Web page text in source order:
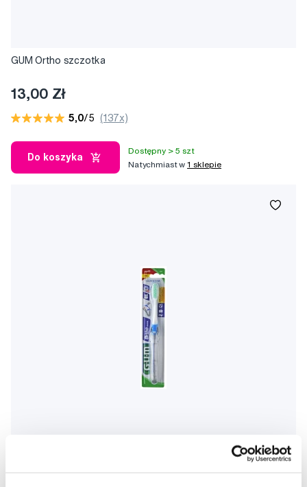
GUM Ortho szczotka
13,00 Zł
5,0/5 (137x)
Do koszyka
Dostępny > 5 szt
Natychmiast w1 sklepie